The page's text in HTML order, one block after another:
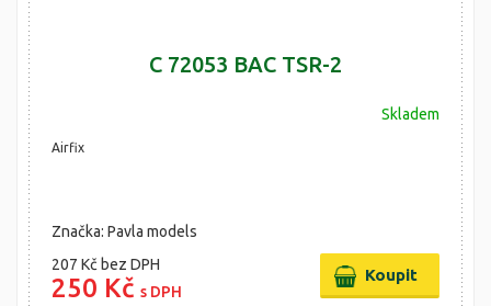
C 72053 BAC TSR-2
Skladem
Airfix
Značka: Pavla models
207 Kč bez DPH
250 Kč s DPH